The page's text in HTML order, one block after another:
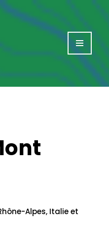
Alpes, Italie et